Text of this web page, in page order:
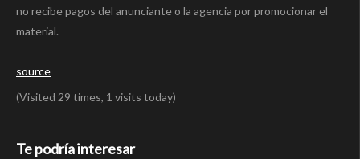
no recibe pagos del anunciante o la agencia por promocionar el
material.
source
(Visited 29 times, 1 visits today)
Te podría interesar